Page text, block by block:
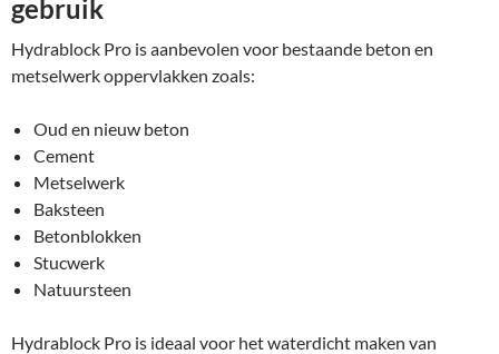
gebruik
Hydrablock Pro is aanbevolen voor bestaande beton en
metselwerk oppervlakken zoals:
Oud en nieuw beton
Cement
Metselwerk
Baksteen
Betonblokken
Stucwerk
Natuursteen
Hydrablock Pro is ideaal voor het waterdicht maken van